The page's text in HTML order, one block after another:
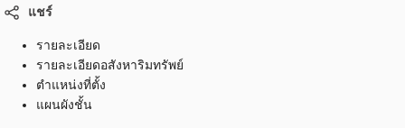
แชร์
รายละเอียด
รายละเอียดอสังหาริมทรัพย์
ตำแหน่งที่ตั้ง
แผนผังชั้น